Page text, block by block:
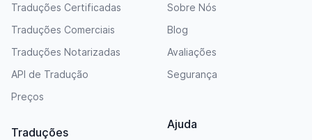
Traduções Certificadas
Traduções Comerciais
Traduções Notarizadas
API de Tradução
Preços
Traduções
Sobre Nós
Blog
Avaliações
Segurança
Ajuda